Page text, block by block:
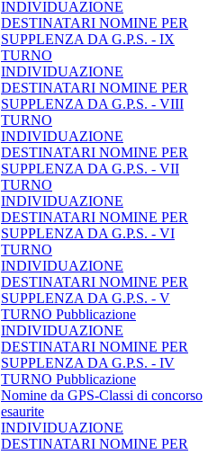
INDIVIDUAZIONE
DESTINATARI NOMINE PER
SUPPLENZA DA G.P.S. - IX
TURNO
INDIVIDUAZIONE
DESTINATARI NOMINE PER
SUPPLENZA DA G.P.S. - VIII
TURNO
INDIVIDUAZIONE
DESTINATARI NOMINE PER
SUPPLENZA DA G.P.S. - VII
TURNO
INDIVIDUAZIONE
DESTINATARI NOMINE PER
SUPPLENZA DA G.P.S. - VI
TURNO
INDIVIDUAZIONE
DESTINATARI NOMINE PER
SUPPLENZA DA G.P.S. - V
TURNO Pubblicazione
INDIVIDUAZIONE
DESTINATARI NOMINE PER
SUPPLENZA DA G.P.S. - IV
TURNO Pubblicazione
Nomine da GPS-Classi di concorso
esaurite
INDIVIDUAZIONE
DESTINATARI NOMINE PER